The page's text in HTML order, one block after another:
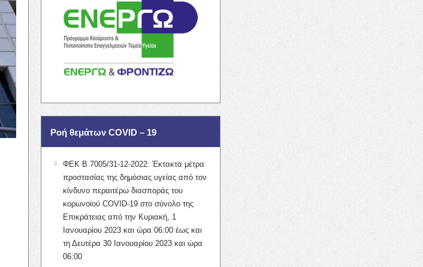
Ροή θεμάτων COVID – 19
ΦΕΚ Β 7005/31-12-2022: Έκτακτα μέτρα
προστασίας της δημόσιας υγείας από τον
κίνδυνο περαιτέρω διασποράς του
κορωνοϊού COVID-19 στο σύνολο της
Επικράτειας από την Κυριακή, 1
Ιανουαρίου 2023 και ώρα 06:00 έως και
τη Δευτέρα 30 Ιανουαρίου 2023 και ώρα
06:00